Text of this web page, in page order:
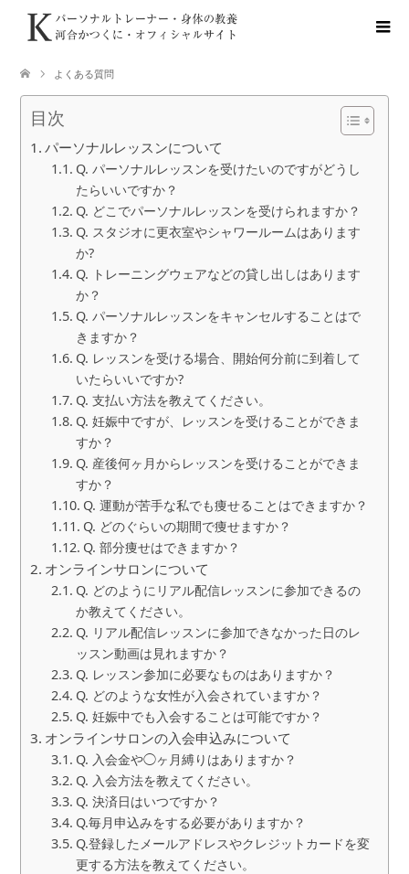
よくある質問
目次
パーソナルレッスンについて
Q. パーソナルレッスンを受けたいのですがどうし
たらいいですか？
Q. どこでパーソナルレッスンを受けられますか？
Q. スタジオに更衣室やシャワールームはあります
か?
Q. トレーニングウェアなどの貸し出しはあります
か？
Q. パーソナルレッスンをキャンセルすることはで
きますか？
Q. レッスンを受ける場合、開始何分前に到着して
いたらいいですか?
Q. 支払い方法を教えてください。
Q. 妊娠中ですが、レッスンを受けることができま
すか？
Q. 産後何ヶ月からレッスンを受けることができま
すか？
Q. 運動が苦手な私でも痩せることはできますか？
Q. どのぐらいの期間で痩せますか？
Q. 部分痩せはできますか？
オンラインサロンについて
Q. どのようにリアル配信レッスンに参加できるの
か教えてください。
Q. リアル配信レッスンに参加できなかった日のレ
ッスン動画は見れますか？
Q. レッスン参加に必要なものはありますか？
Q. どのような女性が入会されていますか？
Q. 妊娠中でも入会することは可能ですか？
オンラインサロンの入会申込みについて
Q. 入会金や◯ヶ月縛りはありますか？
Q. 入会方法を教えてください。
Q. 決済日はいつですか？
Q.毎月申込みをする必要がありますか？
Q.登録したメールアドレスやクレジットカードを変
更する方法を教えてください。